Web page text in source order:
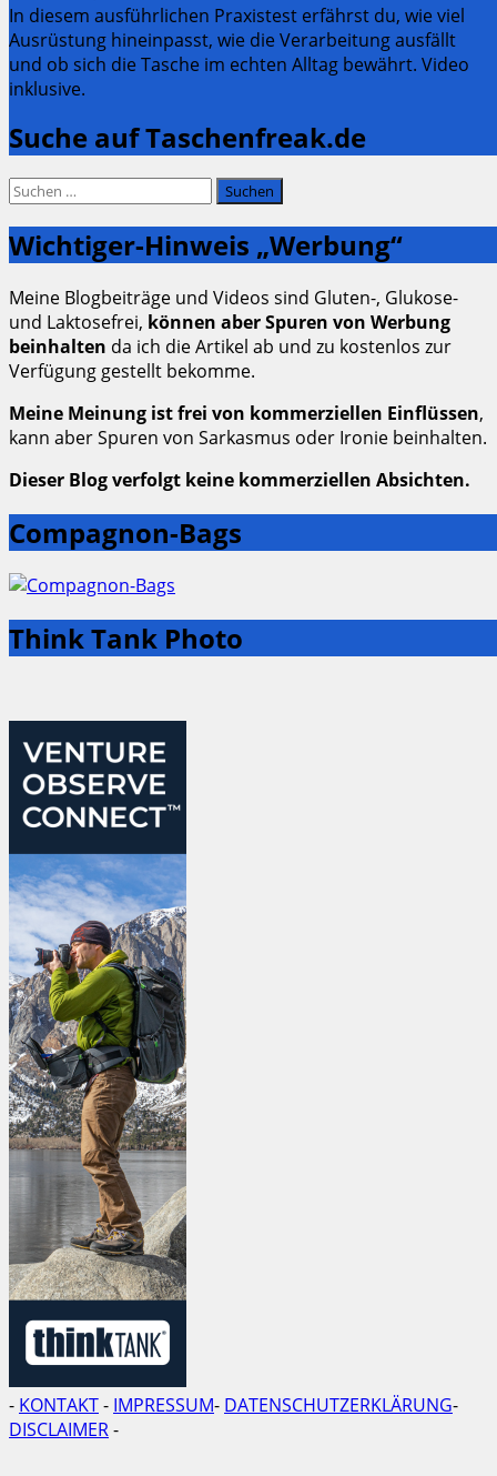
In diesem ausführlichen Praxistest erfährst du, wie viel
Ausrüstung hineinpasst, wie die Verarbeitung ausfällt
und ob sich die Tasche im echten Alltag bewährt. Video
inklusive.
Suche auf Taschenfreak.de
Suchen
Wichtiger-Hinweis „Werbung“
Meine Blogbeiträge und Videos sind Gluten-, Glukose-
und Laktosefrei, können aber Spuren von Werbung
beinhalten da ich die Artikel ab und zu kostenlos zur
Verfügung gestellt bekomme.
Meine Meinung ist frei von kommerziellen Einflüssen,
kann aber Spuren von Sarkasmus oder Ironie beinhalten.
Dieser Blog verfolgt keine kommerziellen Absichten.
Compagnon-Bags
Think Tank Photo
- KONTAKT- IMPRESSUM- DATENSCHUTZERKLÄRUNG-
DISCLAIMER-